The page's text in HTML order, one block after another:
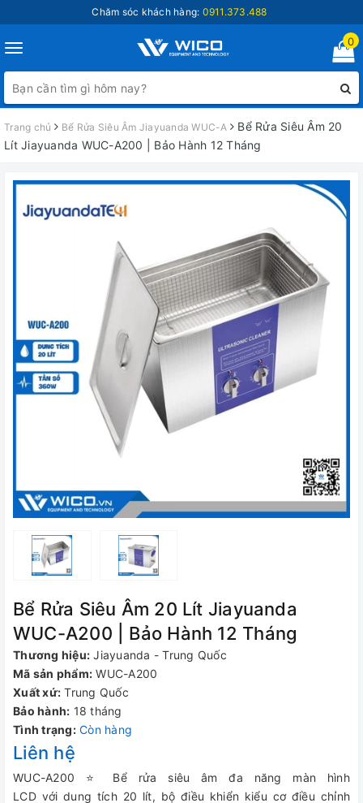
Chăm sóc khách hàng: 0911.373.488
Toggle
navigation
0
Trang chủ Bể Rửa Siêu Âm Jiayuanda WUC-A
Bể Rửa Siêu Âm 20
Lít Jiayuanda WUC-A200 | Bảo Hành 12 Tháng
Bể Rửa Siêu Âm 20 Lít Jiayuanda
WUC-A200 | Bảo Hành 12 Tháng
Thương hiệu: Jiayuanda - Trung Quốc
Mã sản phẩm: WUC-A200
Xuất xứ: Trung Quốc
Bảo hành: 18 tháng
Tình trạng: Còn hàng
Liên hệ
WUC-A200 ⭐ Bể rửa siêu âm đa năng màn hình
LCD với dung tích 20 lít, bộ điều khiển kiểu cơ điều chỉnh